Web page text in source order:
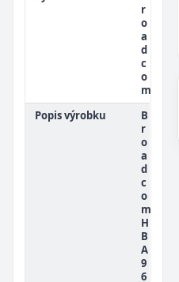
r
o
a
d
c
o
m
Popis výrobku
B
r
o
a
d
c
o
m
H
B
A
9
6